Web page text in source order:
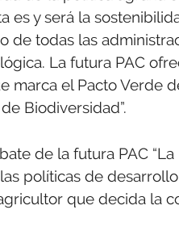
es y será la
de todas las
La futura PAC
marca el Pacto Verde
Biodiversidad”.
de la futura PAC
políticas de
que decida la